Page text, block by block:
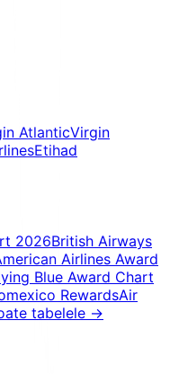
AtlanticVirgin
Etihad
2026British Airways
Airlines Award
Blue Award Chart
RewardsAir
tabelele →